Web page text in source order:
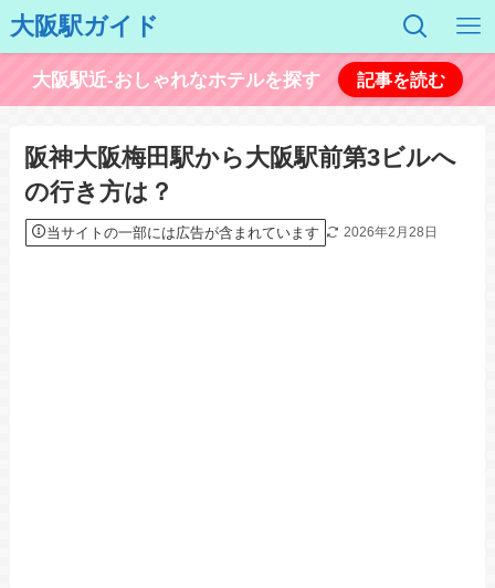
大阪駅ガイド
大阪駅近-おしゃれなホテルを探す 記事を読む
阪神大阪梅田駅から大阪駅前第3ビルへ
の行き方は？
当サイトの一部には広告が含まれています 2026年2月28日